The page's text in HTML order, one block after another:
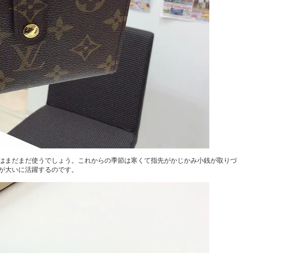
まだまだ使うでしょう。これからの季節は寒くて指先がかじかみ小銭が取りづ
大いに活躍するのです。